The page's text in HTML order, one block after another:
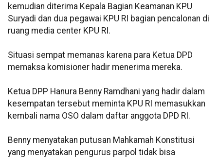
kemudian diterima Kepala Bagian Keamanan KPU
Suryadi dan dua pegawai KPU RI bagian pencalonan di
ruang media center KPU RI.
Situasi sempat memanas karena para Ketua DPD
memaksa komisioner hadir menerima mereka.
Ketua DPP Hanura Benny Ramdhani yang hadir dalam
kesempatan tersebut meminta KPU RI memasukkan
kembali nama OSO dalam daftar anggota DPD RI.
Benny menyatakan putusan Mahkamah Konstitusi
yang menyatakan pengurus parpol tidak bisa